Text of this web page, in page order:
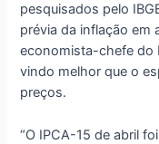
pesquisados pelo
prévia da inflação em
economista-chefe do
vindo melhor que o
preços.
“O IPCA-15 de abril